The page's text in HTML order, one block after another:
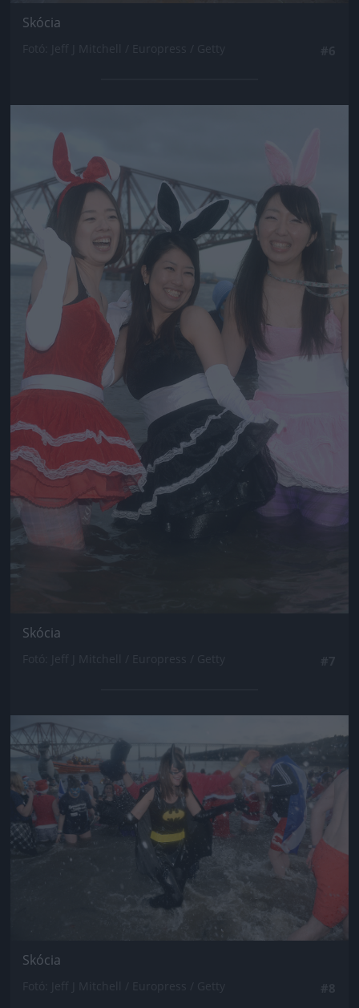
Skócia
Skócia
Jön még kép!
Skócia